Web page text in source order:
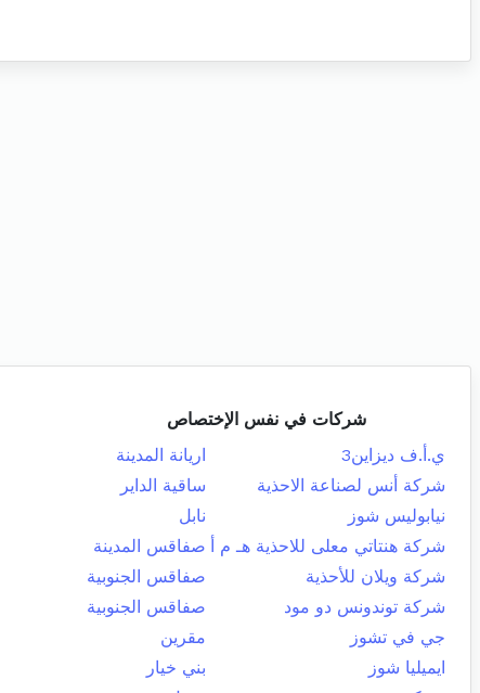
شركات في نفس الإختصاص
ي.أ.ف ديزاين3
اريانة المدينة
شركة أنس لصناعة الاحذية
ساقية الداير
نيابوليس شوز
نابل
شركة هنتاتي معلى للاحذية هـ م أ
صفاقس المدينة
شركة ويلان للأحذية
صفاقس الجنوبية
شركة توندونس دو مود
صفاقس الجنوبية
جي في تشوز
مقرين
ايميليا شوز
بني خيار